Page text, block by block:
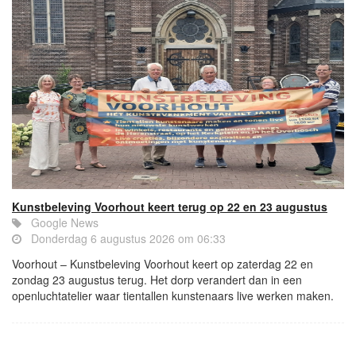
Kunstbeleving Voorhout keert terug op 22 en 23 augustus
Google News
Donderdag 6 augustus 2026 om 06:33
Voorhout – Kunstbeleving Voorhout keert op zaterdag 22 en
zondag 23 augustus terug. Het dorp verandert dan in een
openluchtatelier waar tientallen kunstenaars live werken maken.